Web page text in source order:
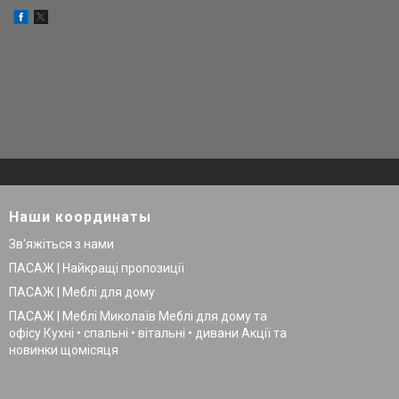
Наши координаты
Зв'яжіться з нами
ПАСАЖ | Найкращі пропозиції
ПАСАЖ | Меблі для дому
ПАСАЖ | Меблі Миколаїв Меблі для дому та
офісу Кухні • спальні • вітальні • дивани Акції та
новинки щомісяця